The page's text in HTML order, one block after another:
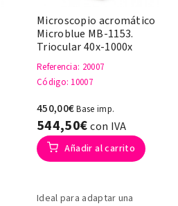
Microscopio acromático
Microblue MB-1153.
Triocular 40x-1000x
Referencia: 20007
Código: 10007
450,00€Base imp.
544,50€con IVA
Añadir al carrito
Ideal para adaptar una